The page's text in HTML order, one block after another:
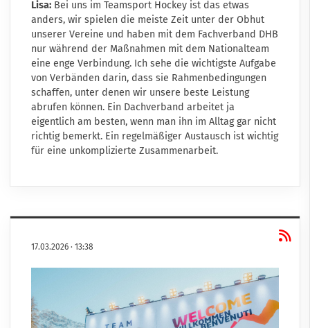
Lisa: Bei uns im Teamsport Hockey ist das etwas
anders, wir spielen die meiste Zeit unter der Obhut
unserer Vereine und haben mit dem Fachverband DHB
nur während der Maßnahmen mit dem Nationalteam
eine enge Verbindung. Ich sehe die wichtigste Aufgabe
von Verbänden darin, dass sie Rahmenbedingungen
schaffen, unter denen wir unsere beste Leistung
abrufen können. Ein Dachverband arbeitet ja
eigentlich am besten, wenn man ihn im Alltag gar nicht
richtig bemerkt. Ein regelmäßiger Austausch ist wichtig
für eine unkomplizierte Zusammenarbeit.
17.03.2026 · 13:38